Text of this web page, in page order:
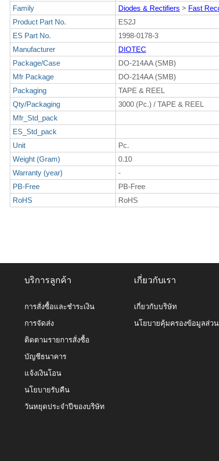
Family
Diodes & Rectifiers > Fast
Product Part No.
ES2J
ES Part No.
1998-0178-3
Manufacturer
DIOTEC
Package/Case
DO-214AA (SMB)
Mfr Package
DO-214AA (SMB)
Packaging
TAPE & REEL
Qty/Packaging
3000 (Pc.) / TAPE & REEL
Mfr_Std_pack
ES_Std_pack
Unit
Pc.
Weight (Gram)
0.10
Warranty (year)
-
PB-Free
PB-Free
RoHS
RoHS
บริการลูกค้า
การสั่งซื้อและชำระเงิน
การจัดส่ง
ติดตามรายการสั่งซื้อ
บัญชีธนาคาร
แจ้งเงินโอน
นโยบายรับคืน
วันหยุดประจำปีของบริษัท
เกี่ยวกับเรา
เกี่ยวกับบริษัท
นโยบายคุ้มครองข้อมูลส่ว